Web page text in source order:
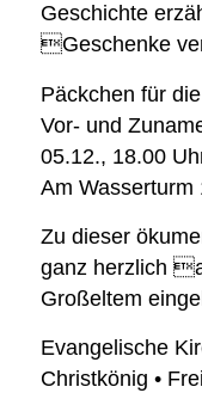
Geschichte
Geschenke
Päckchen für
Vor- und
05.12., 18.00
Am Wasserturm
Zu dieser
ganz herzlich
Großeltem
Evangelische
Christkönig •